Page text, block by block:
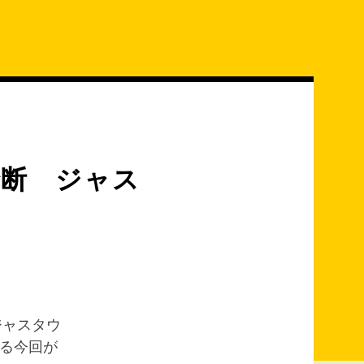
ジャス
スタウ
今回が